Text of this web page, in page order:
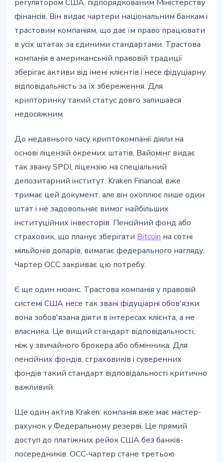
регулятором США, підпорядкованим Міністерству
фінансів. Він видає чартери національним банкам і
трастовим компаніям, що дає їм право працювати
в усіх штатах за єдиними стандартами. Трастова
компанія в американській правовій традиції
зберігає активи від імені клієнтів і несе фідуціарну
відповідальність за їх збереження. Для
крипторинку такий статус довго залишався
недосяжним.
До недавнього часу криптокомпанії діяли на
основі ліцензій окремих штатів. Вайомінг видає
так звану SPDI, ліцензію на спеціальний
депозитарний інститут. Kraken Financial вже
тримає цей документ, але він охоплює лише один
штат і не задовольняє вимог найбільших
інституційних інвесторів. Пенсійний фонд або
страховик, що планує зберігати Bitcoin на сотні
мільйонів доларів, вимагає федерального нагляду.
Чартер OCC закриває цю потребу.
Є ще один нюанс. Трастова компанія у правовій
системі США несе так звані фідуціарні обов'язки:
вона зобов'язана діяти в інтересах клієнта, а не
власника. Це вищий стандарт відповідальності,
ніж у звичайного брокера або обмінника. Для
пенсійних фондів, страховиків і суверенних
фондів такий стандарт відповідальності критично
важливий.
Ще один актив Kraken: компанія вже має мастер-
рахунок у Федеральному резерві. Це прямий
доступ до платіжних рейок США без банків-
посередників. OCC-чартер стане третьою